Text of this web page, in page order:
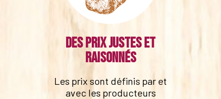
Des prix justes et
raisonnés
Les prix sont définis par et
avec les producteurs